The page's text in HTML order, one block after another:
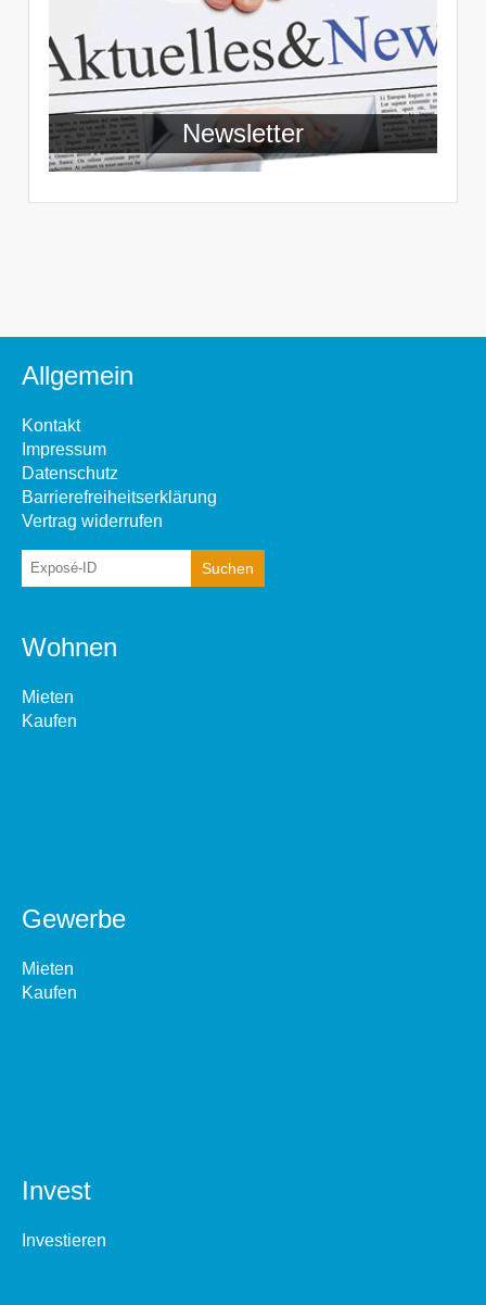
Newsletter
Allgemein
Kontakt
Impressum
Datenschutz
Barrierefreiheitserklärung
Vertrag widerrufen
Wohnen
Mieten
Kaufen
Gewerbe
Mieten
Kaufen
Invest
Investieren